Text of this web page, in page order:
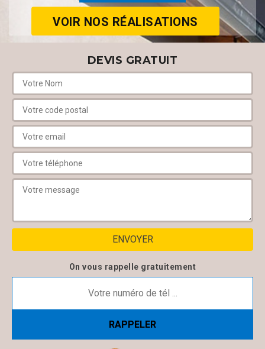
VOIR NOS RÉALISATIONS
DEVIS GRATUIT
On vous rappelle gratuitement